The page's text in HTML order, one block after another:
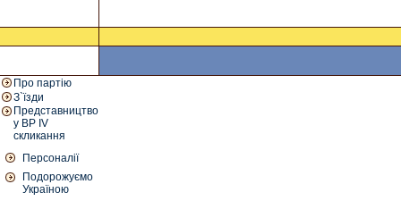
Про партію
З`їзди
Представництво
у ВР IV
скликання
Персоналії
Подорожуємо
Україною